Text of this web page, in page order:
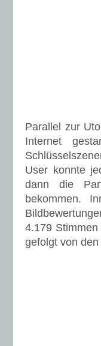
Parallel zur
Internet
User konnte
dann die
bekommen.
4.179
gefolgt von